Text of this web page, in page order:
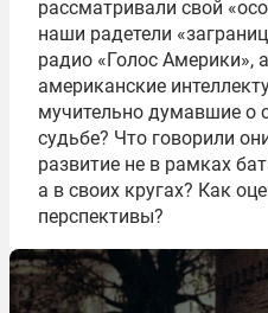
рассматривали свой
наши радетели
радио «Голос Америки»,
американские
мучительно думавшие о
судьбе? Что говорили
развитие не в рамках
а в своих кругах? Как
перспективы?